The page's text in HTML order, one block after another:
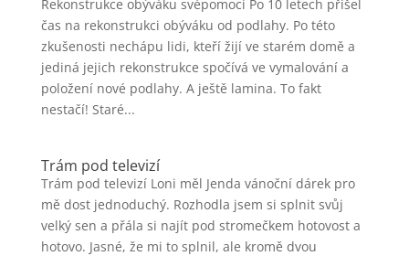
Rekonstrukce obýváku svépomocí Po 10 letech přišel
čas na rekonstrukci obýváku od podlahy. Po této
zkušenosti nechápu lidi, kteří žijí ve starém domě a
jediná jejich rekonstrukce spočívá ve vymalování a
položení nové podlahy. A ještě lamina. To fakt
nestačí! Staré...
Trám pod televizí
Trám pod televizí Loni měl Jenda vánoční dárek pro
mě dost jednoduchý. Rozhodla jsem si splnit svůj
velký sen a přála si najít pod stromečkem hotovost a
hotovo. Jasné, že mi to splnil, ale kromě dvou